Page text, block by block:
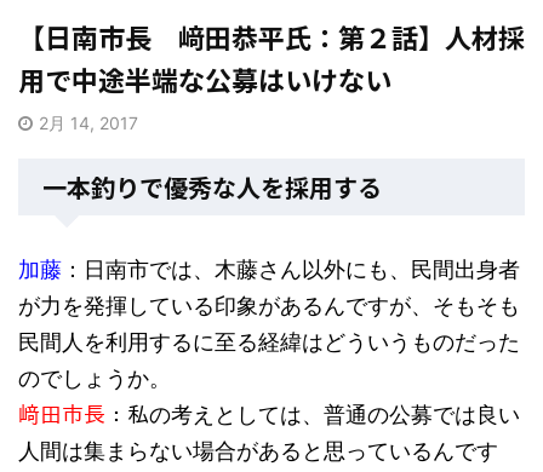
【日南市長 﨑田恭平氏：第２話】人材採
用で中途半端な公募はいけない
2月 14, 2017
一本釣りで優秀な人を採用する
加藤 ：日南市では、木藤さん以外にも、民間出身者
が力を発揮している印象があるんですが、そもそも
民間人を利用するに至る経緯はどういうものだった
のでしょうか。
﨑田市長 ：私の考えとしては、普通の公募では良い
人間は集まらない場合があると思っているんです